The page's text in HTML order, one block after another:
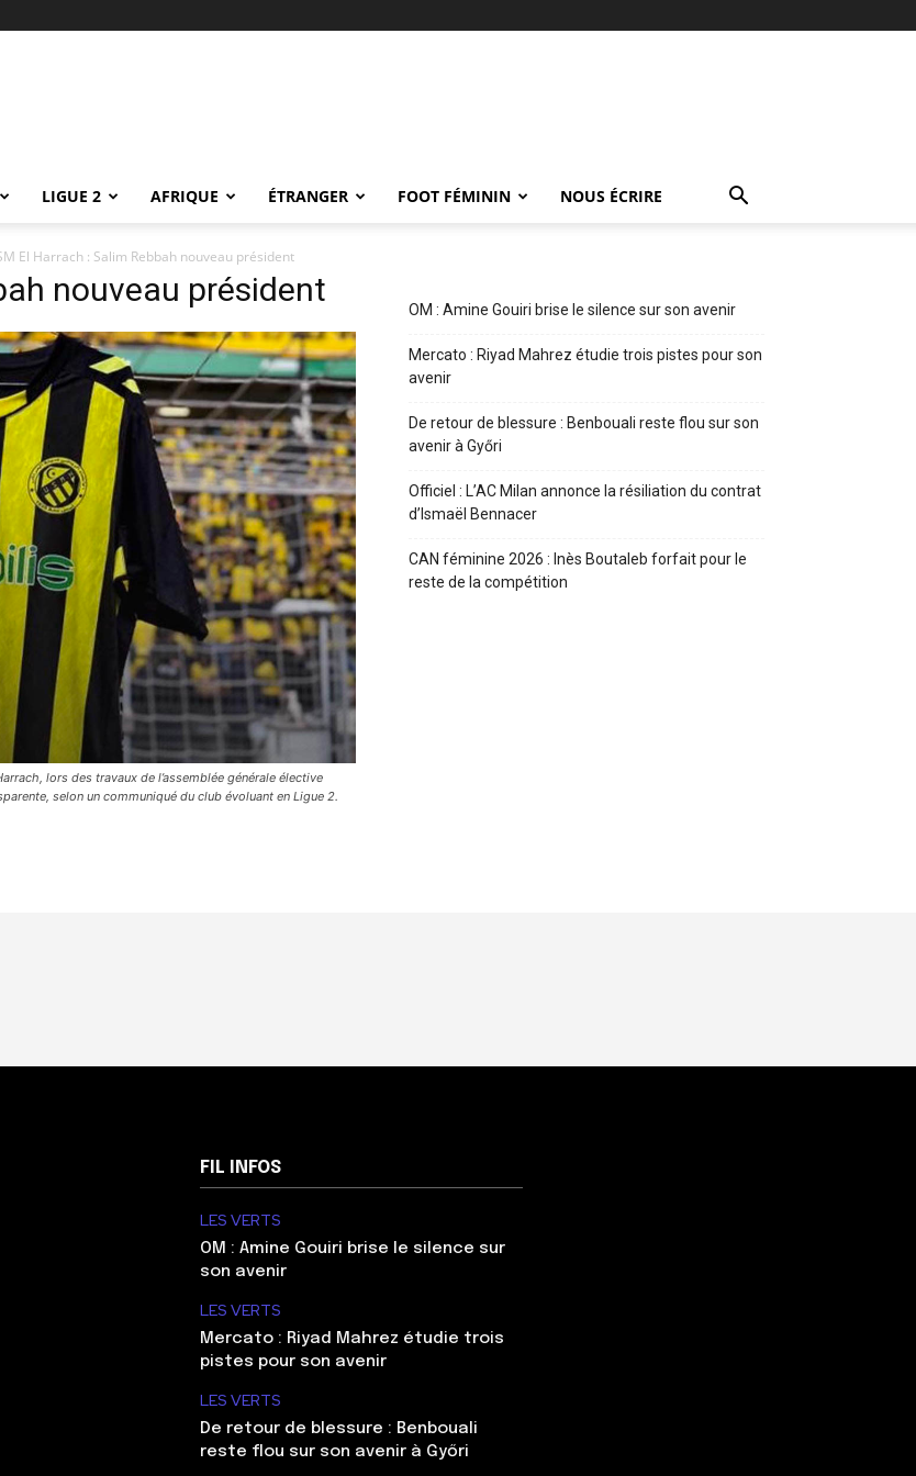
LIGUE 2 AFRIQUE ÉTRANGER FOOT FÉMININ NOUS ÉCRIRE
El Harrach : Salim Rebbah nouveau président
nouveau président
lors des travaux de l’assemblée générale élective
selon un communiqué du club évoluant en Ligue 2.
OM : Amine Gouiri brise le silence sur son avenir
Mercato : Riyad Mahrez étudie trois pistes pour son
avenir
De retour de blessure : Benbouali reste flou sur son
avenir à Győri
Officiel : L’AC Milan annonce la résiliation du contrat
d’Ismaël Bennacer
CAN féminine 2026 : Inès Boutaleb forfait pour le
reste de la compétition
FIL INFOS
LES VERTS
OM : Amine Gouiri brise le silence sur
son avenir
LES VERTS
Mercato : Riyad Mahrez étudie trois
pistes pour son avenir
LES VERTS
De retour de blessure : Benbouali
reste flou sur son avenir à Győri